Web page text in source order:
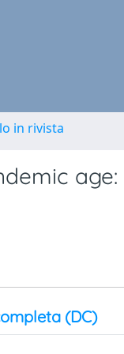
in rivista
(DC)